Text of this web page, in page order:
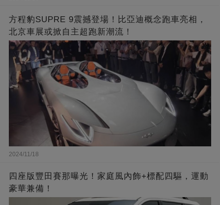
方程豹SUPRE 9震撼登場！比亞迪概念跑車亮相，
北京車展或掀自主超跑新潮流！
2024/11/18
四座版豐田賽那曝光！家庭風內飾+標配四驅，運動
豪華兼備！